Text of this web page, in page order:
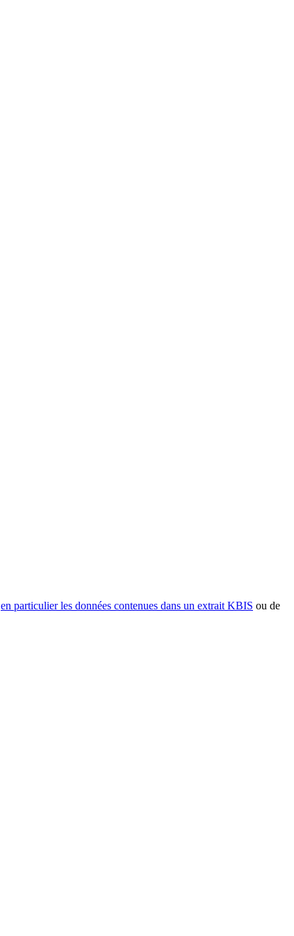
en particulier les données contenues dans un extrait KBIS ou de